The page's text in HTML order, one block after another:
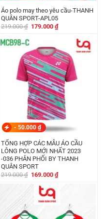
Áo polo may theo yêu cầu-THANH
QUÂN SPORT-APL05
219.000₫ Giá
179.000₫Giá
179.000 ₫.
- 50.000 ₫
TỔNG HỢP CÁC MẪU ÁO CẦU
LÔNG POLO MỚI NHẤT 2023
-036 PHÂN PHỐI BY THANH
QUÂN SPORT
219.000₫ Giá
là:
219.000 ₫.
169.000₫Giá